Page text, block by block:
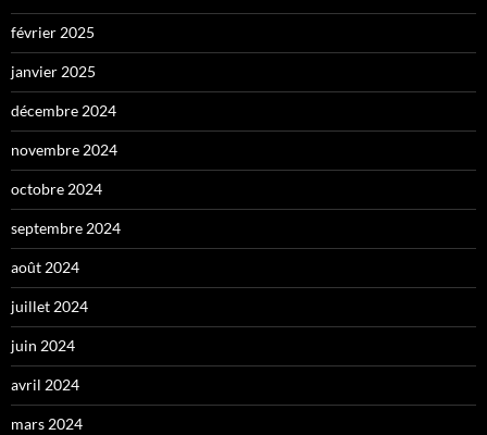
février 2025
janvier 2025
décembre 2024
novembre 2024
octobre 2024
septembre 2024
août 2024
juillet 2024
juin 2024
avril 2024
mars 2024